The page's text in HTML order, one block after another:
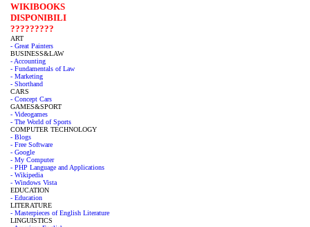
WIKIBOOKS
DISPONIBILI
?????????
ART
- Great Painters
BUSINESS&LAW
- Accounting
- Fundamentals of Law
- Marketing
- Shorthand
CARS
- Concept Cars
GAMES&SPORT
- Videogames
- The World of Sports
COMPUTER TECHNOLOGY
- Blogs
- Free Software
- Google
- My Computer
- PHP Language and Applications
- Wikipedia
- Windows Vista
EDUCATION
- Education
LITERATURE
- Masterpieces of English Literature
LINGUISTICS